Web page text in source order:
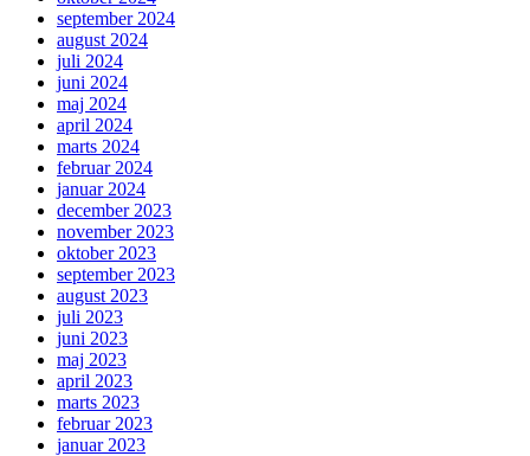
september 2024
august 2024
juli 2024
juni 2024
maj 2024
april 2024
marts 2024
februar 2024
januar 2024
december 2023
november 2023
oktober 2023
september 2023
august 2023
juli 2023
juni 2023
maj 2023
april 2023
marts 2023
februar 2023
januar 2023